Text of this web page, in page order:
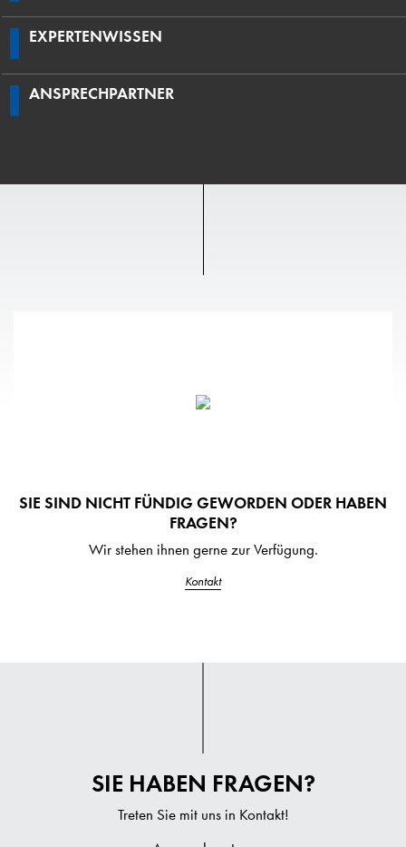
EXPERTENWISSEN
ANSPRECHPARTNER
SIE SIND NICHT FÜNDIG GEWORDEN ODER HABEN
FRAGEN?
Wir stehen ihnen gerne zur Verfügung.
Kontakt
SIE HABEN FRAGEN?
Treten Sie mit uns in Kontakt!